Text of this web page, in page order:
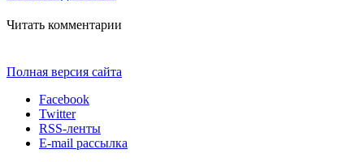
Читать комментарии
Полная версия сайта
Facebook
Twitter
RSS-ленты
E-mail рассылка